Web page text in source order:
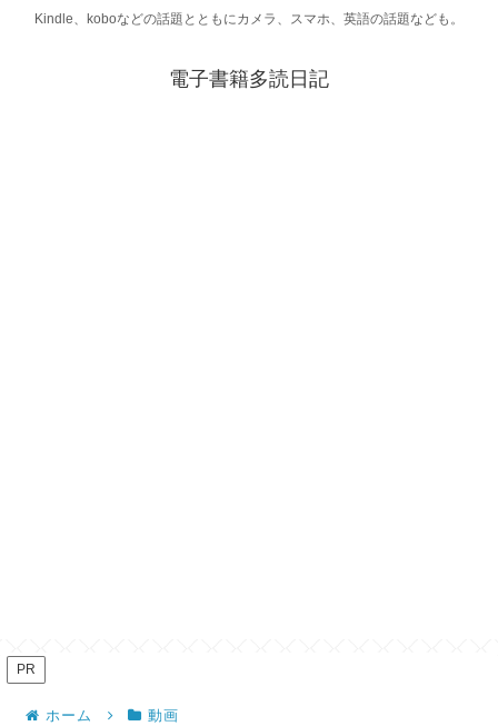
Kindle、koboなどの話題とともにカメラ、スマホ、英語の話題なども。
電子書籍多読日記
PR
ホーム 動画